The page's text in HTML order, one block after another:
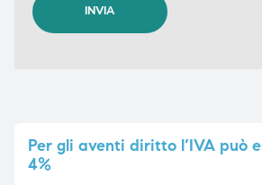
Pergli aventi diritto l’IVA può
4%